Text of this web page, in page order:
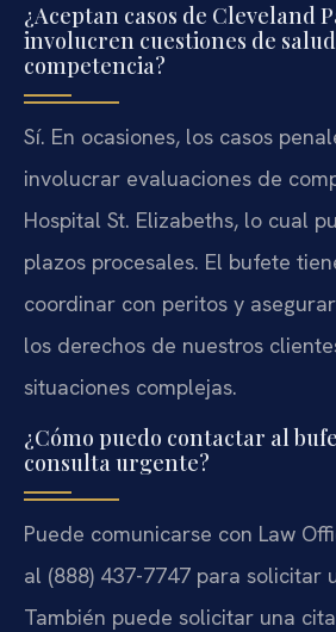
¿Aceptan casos de Cleveland
involucren cuestiones de
competencia?
Sí. En ocasiones, los casos
involucrar evaluaciones de
Hospital St. Elizabeths, lo cual
plazos procesales. El bufete
coordinar con peritos y
los derechos de nuestros
situaciones complejas.
¿Cómo puedo contactar al
consulta urgente?
Puede comunicarse con Law
al (888) 437-7747 para solicitar
También puede solicitar una